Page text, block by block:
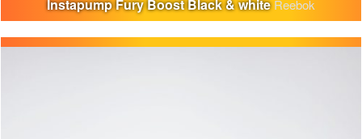
Instapump Fury Boost Black & whiteReebok